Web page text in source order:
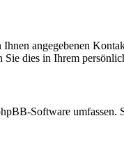
angegebenen
dies in Ihrem
Software